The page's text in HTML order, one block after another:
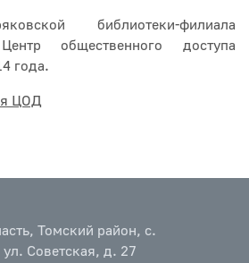
библиотеки-филиала
общественного доступа
года.
ЦОД
Томский район, с.
Советская, д. 27